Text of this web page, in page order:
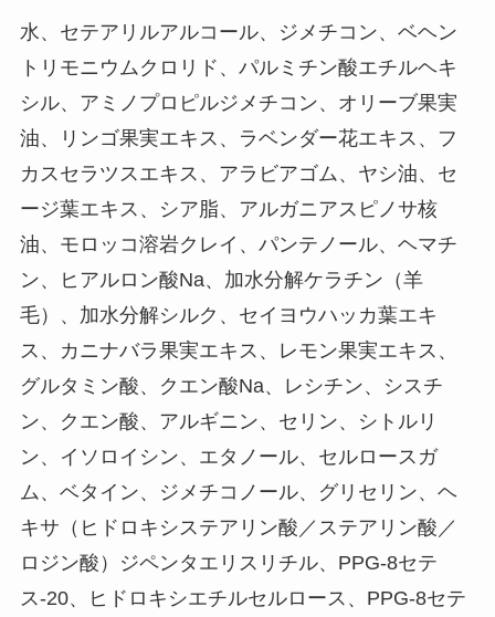
水、セテアリルアルコール、ジメチコン、ベヘン
トリモニウムクロリド、パルミチン酸エチルヘキ
シル、アミノプロピルジメチコン、オリーブ果実
油、リンゴ果実エキス、ラベンダー花エキス、フ
カスセラツスエキス、アラビアゴム、ヤシ油、セ
ージ葉エキス、シア脂、アルガニアスピノサ核
油、モロッコ溶岩クレイ、パンテノール、ヘマチ
ン、ヒアルロン酸Na、加水分解ケラチン（羊
毛）、加水分解シルク、セイヨウハッカ葉エキ
ス、カニナバラ果実エキス、レモン果実エキス、
グルタミン酸、クエン酸Na、レシチン、シスチ
ン、クエン酸、アルギニン、セリン、シトルリ
ン、イソロイシン、エタノール、セルロースガ
ム、ベタイン、ジメチコノール、グリセリン、ヘ
キサ（ヒドロキシステアリン酸／ステアリン酸／
ロジン酸）ジペンタエリスリチル、PPG-8セテ
ス-20、ヒドロキシエチルセルロース、PPG-8セテ